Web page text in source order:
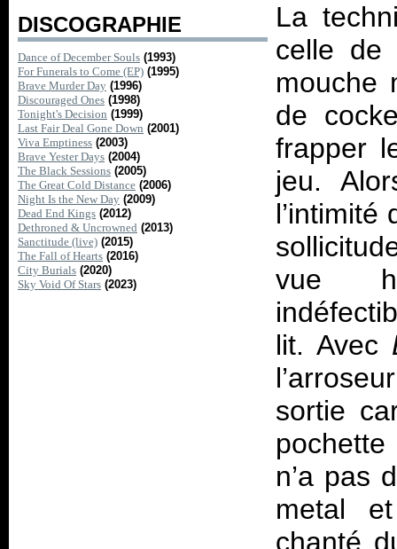
DISCOGRAPHIE
Dance of December Souls (1993)
For Funerals to Come (EP) (1995)
Brave Murder Day (1996)
Discouraged Ones (1998)
Tonight's Decision (1999)
Last Fair Deal Gone Down (2001)
Viva Emptiness (2003)
Brave Yester Days (2004)
The Black Sessions (2005)
The Great Cold Distance (2006)
Night Is the New Day (2009)
Dead End Kings (2012)
Dethroned & Uncrowned (2013)
Sanctitude (live) (2015)
The Fall of Hearts (2016)
City Burials (2020)
Sky Void Of Stars (2023)
La
celle
mouche
de
frapper
jeu.
l’intimité
vue
lit. Avec
sortie
n’a pas
metal
chanté